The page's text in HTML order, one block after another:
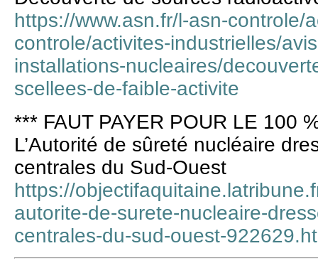
https://www.asn.fr/l-asn-controle/
controle/activites-industrielles/
installations-nucleaires/
scellees-de-faible-activite
*** FAUT PAYER POUR LE 100
L’Autorité de sûreté nucléaire
centrales du Sud-Ouest
https://
autorite-de-surete-nucleaire-
centrales-du-sud-ouest-